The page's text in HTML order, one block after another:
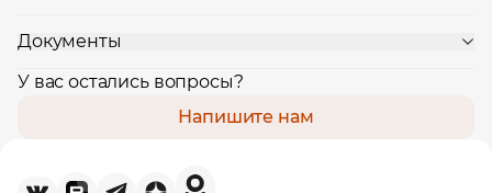
Документы
У вас остались вопросы?
Напишите нам